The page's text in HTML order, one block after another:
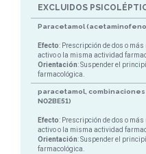
EXCLUIDOS
Paracetamol (acetaminofeno)
Efecto: Prescripción de dos o
activo o la misma actividad
Orientación: Suspender el
farmacológica.
paracetamol, combinaciones
N02BE51)
Efecto: Prescripción de dos o
activo o la misma actividad
Orientación: Suspender el
farmacológica.